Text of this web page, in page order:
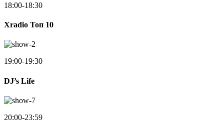
18:00-18:30
Xradio Топ 10
19:00-19:30
DJ’s Life
20:00-23:59